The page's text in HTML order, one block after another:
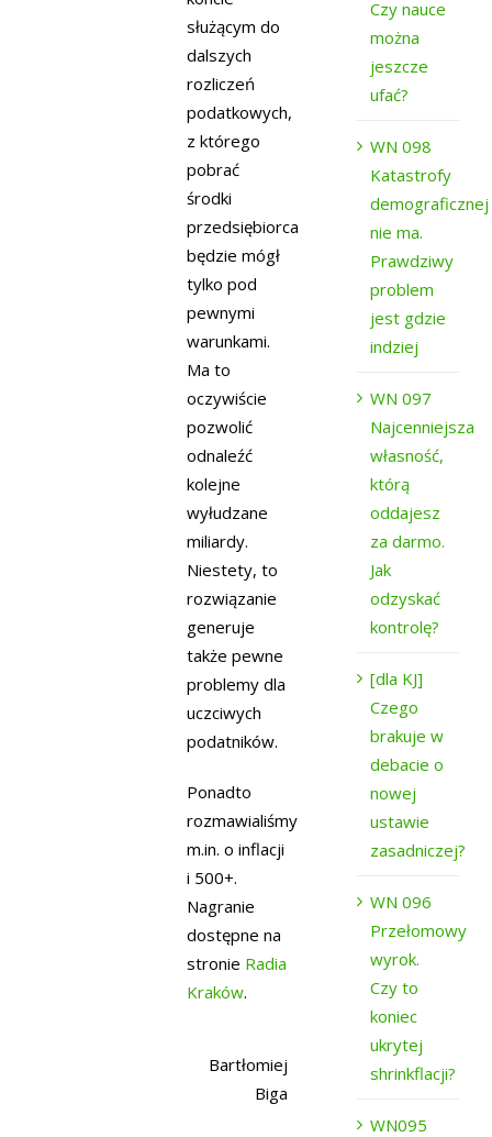
służącym do
dalszych
rozliczeń
podatkowych,
z którego
pobrać
środki
przedsiębiorca
będzie mógł
tylko pod
pewnymi
warunkami.
Ma to
oczywiście
pozwolić
odnaleźć
kolejne
wyłudzane
miliardy.
Niestety, to
rozwiązanie
generuje
także pewne
problemy dla
uczciwych
podatników.
Ponadto
rozmawialiśmy
m.in. o inflacji
i 500+.
Nagranie
dostępne na
stronie Radia
Kraków.
Bartłomiej
Biga
Czy nauce
można
jeszcze
ufać?
WN 098
Katastrofy
demograficznej
nie ma.
Prawdziwy
problem
jest gdzie
indziej
WN 097
Najcenniejsza
własność,
którą
oddajesz
za darmo.
Jak
odzyskać
kontrolę?
[dla KJ]
Czego
brakuje w
debacie o
nowej
ustawie
zasadniczej?
WN 096
Przełomowy
wyrok.
Czy to
koniec
ukrytej
shrinkflacji?
WN095